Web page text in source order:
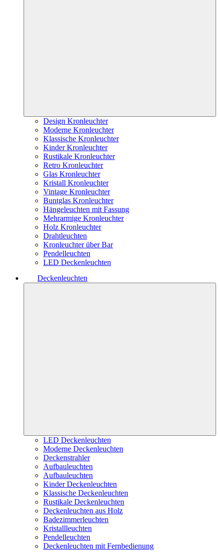
Design Kronleuchter
Moderne Kronleuchter
Klassische Kronleuchter
Kinder Kronleuchter
Rustikale Kronleuchter
Retro Kronleuchter
Glas Kronleuchter
Kristall Kronleuchter
Vintage Kronleuchter
Buntglas Kronleuchter
Hängeleuchten mit Fassung
Mehrarmige Kronleuchter
Holz Kronleuchter
Drahtleuchten
Kronleuchter über Bar
Pendelleuchten
LED Deckenleuchten
Deckenleuchten
LED Deckenleuchten
Moderne Deckenleuchten
Deckenstrahler
Aufbauleuchten
Aufbauleuchten
Kinder Deckenleuchten
Klassische Deckenleuchten
Rustikale Deckenleuchten
Deckenleuchten aus Holz
Badezimmerleuchten
Kristallleuchten
Pendelleuchten
Deckenleuchten mit Fernbedienung